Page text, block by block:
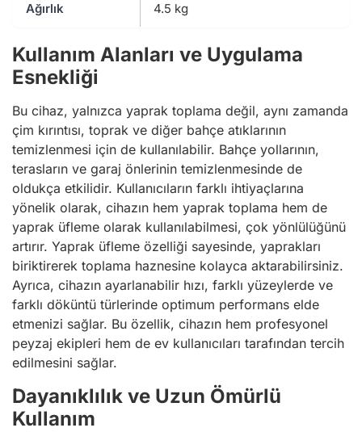
Ağırlık 4.5 kg
Kullanım Alanları ve Uygulama
Esnekliği
Bu cihaz, yalnızca yaprak toplama değil, aynı zamanda
çim kırıntısı, toprak ve diğer bahçe atıklarının
temizlenmesi için de kullanılabilir. Bahçe yollarının,
terasların ve garaj önlerinin temizlenmesinde de
oldukça etkilidir. Kullanıcıların farklı ihtiyaçlarına
yönelik olarak, cihazın hem yaprak toplama hem de
yaprak üfleme olarak kullanılabilmesi, çok yönlülüğünü
artırır. Yaprak üfleme özelliği sayesinde, yaprakları
biriktirerek toplama haznesine kolayca aktarabilirsiniz.
Ayrıca, cihazın ayarlanabilir hızı, farklı yüzeylerde ve
farklı döküntü türlerinde optimum performans elde
etmenizi sağlar. Bu özellik, cihazın hem profesyonel
peyzaj ekipleri hem de ev kullanıcıları tarafından tercih
edilmesini sağlar.
Dayanıklılık ve Uzun Ömürlü
Kullanım